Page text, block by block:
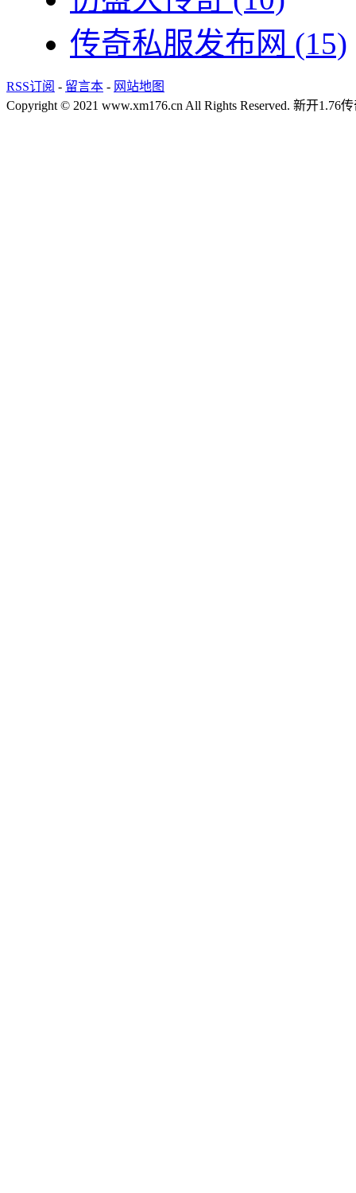
传奇私服发布网 (15)
RSS订阅 - 留言本 - 网站地图
Copyright © 2021 www.xm176.cn All Rights Reserved. 新开1.76